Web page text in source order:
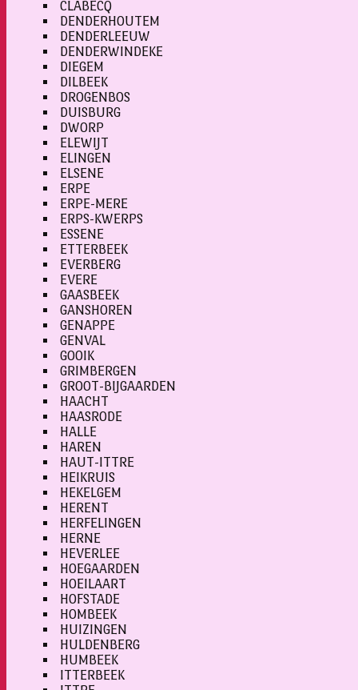
CLABECQ
DENDERHOUTEM
DENDERLEEUW
DENDERWINDEKE
DIEGEM
DILBEEK
DROGENBOS
DUISBURG
DWORP
ELEWIJT
ELINGEN
ELSENE
ERPE
ERPE-MERE
ERPS-KWERPS
ESSENE
ETTERBEEK
EVERBERG
EVERE
GAASBEEK
GANSHOREN
GENAPPE
GENVAL
GOOIK
GRIMBERGEN
GROOT-BIJGAARDEN
HAACHT
HAASRODE
HALLE
HAREN
HAUT-ITTRE
HEIKRUIS
HEKELGEM
HERENT
HERFELINGEN
HERNE
HEVERLEE
HOEGAARDEN
HOEILAART
HOFSTADE
HOMBEEK
HUIZINGEN
HULDENBERG
HUMBEEK
ITTERBEEK